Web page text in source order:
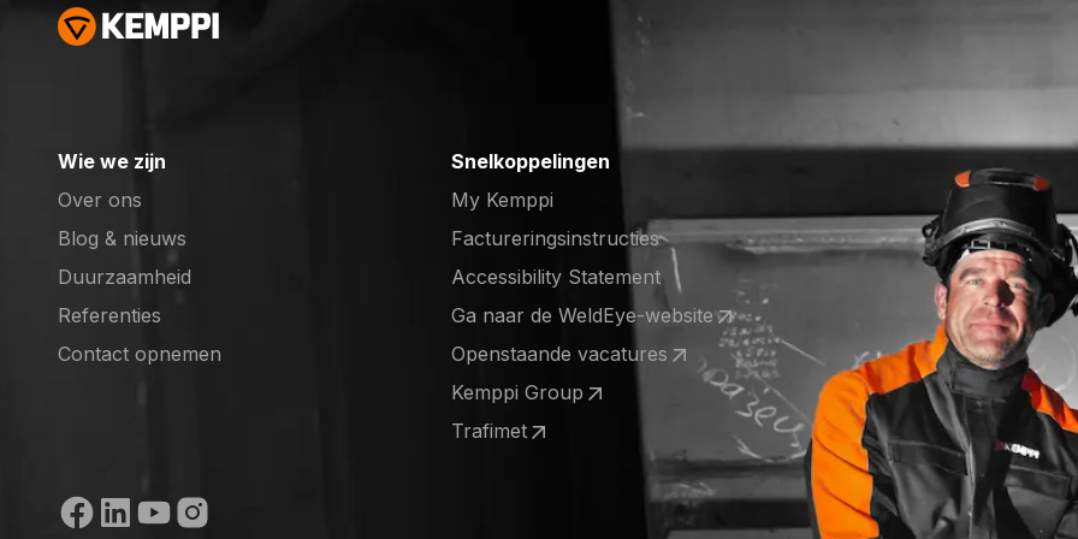
Wie we zijn
Over ons
Blog & nieuws
Duurzaamheid
Referenties
Contact opnemen
Snelkoppelingen
My Kemppi
Factureringsinstructies
Accessibility Statement
Ga naar de WeldEye-website
(opens in a new tab)
Openstaande vacatures
(opens in a new tab)
Kemppi Group
(opens in a new tab)
Trafimet
Sociale media